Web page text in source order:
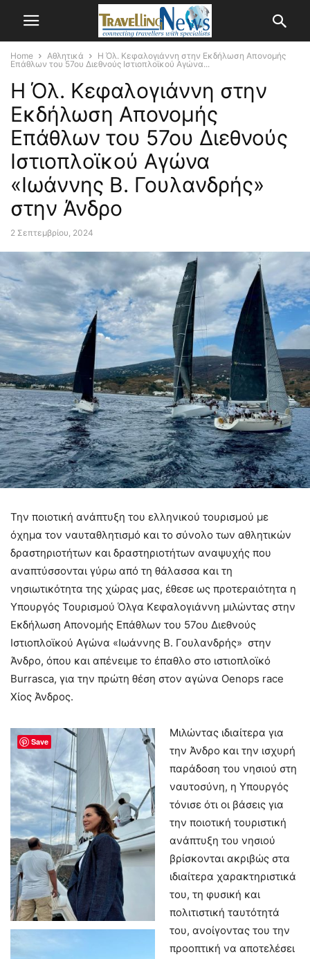
Home Αθλητικά
Η Όλ. Κεφαλογιάννη στην Εκδήλωση Απονομής
Επάθλων του 57ου Διεθνούς Ιστιοπλοϊκού Αγώνα...
Η Όλ. Κεφαλογιάννη στην
Εκδήλωση Απονομής
Επάθλων του 57ου Διεθνούς
Ιστιοπλοϊκού Αγώνα
«Ιωάννης Β. Γουλανδρής»
στην Άνδρο
2 Σεπτεμβρίου, 2024
Την ποιοτική ανάπτυξη του ελληνικού τουρισμού με
όχημα τον ναυταθλητισμό και το σύνολο των αθλητικών
δραστηριοτήτων και δραστηριοτήτων αναψυχής που
αναπτύσσονται γύρω από τη θάλασσα και τη
νησιωτικότητα της χώρας μας, έθεσε ως προτεραιότητα η
Υπουργός Τουρισμού Όλγα Κεφαλογιάννη μιλώντας στην
Εκδήλωση Απονομής Επάθλων του 57ου Διεθνούς
Ιστιοπλοϊκού Αγώνα «Ιωάννης Β. Γουλανδρής» στην
Άνδρο, όπου και απένειμε το έπαθλο στο ιστιοπλοϊκό
Burrasca, για την πρώτη θέση στον αγώνα Oenops race
Χίος Άνδρος.
Μιλώντας ιδιαίτερα για
την Άνδρο και την ισχυρή
παράδοση του νησιού στη
ναυτοσύνη, η Υπουργός
τόνισε ότι οι βάσεις για
την ποιοτική τουριστική
ανάπτυξη του νησιού
βρίσκονται ακριβώς στα
ιδιαίτερα χαρακτηριστικά
του, τη φυσική και
πολιτιστική ταυτότητά
του, ανοίγοντας του την
προοπτική να αποτελέσει
Save